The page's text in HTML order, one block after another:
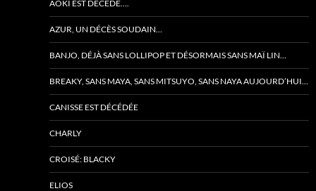
AOKI EST DÉCÉDÉ….
AZUR, UN DÉCÈS SOUDAIN…
BANJO, DÉJÀ SANS LOLLIPOP ET DÉSORMAIS SANS MAÏ LIN…
BREAKY, SANS MAYA, SANS MITSUYO, SANS NAYA AUJOURD’HUI…
CANISSE EST DÉCÉDÉE
CHARLY
CROISÉ: BLACKY
ELIOS